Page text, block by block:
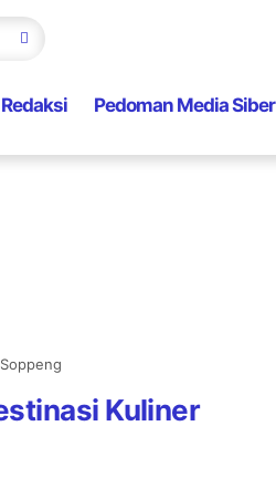
Redaksi Pedoman Media Siber
Kuliner